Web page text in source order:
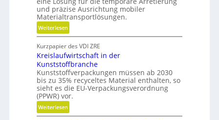
r
g
l
e
i
c
h
und präzise Ausrichtung mobiler
Materialtransportlösungen.
Weiterlesen:
S
c
h
n
e
l
l
g
e
Kurzpapier des VDI ZRE
Kreislaufwirtschaft in der
Kunststoffbranche
Kunststoffverpackungen müssen ab 2030
bis zu 35% recyceltes Material enthalten, so
sieht es die EU-Verpackungsverordnung
(PPWR) vor.
Weiterlesen:
K